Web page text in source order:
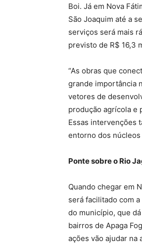
Boi. Já em Nova
São Joaquim até a
serviços será mais
previsto de R$ 16,3
“As obras que
grande importância
vetores de
produção agrícola e
Essas intervenções
entorno dos
Ponte sobre o Rio
Quando chegar em
será facilitado com
do município, que
bairros de Apaga
ações vão ajudar na